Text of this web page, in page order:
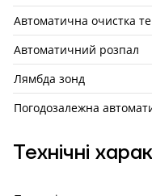
Автоматична очистка
Автоматичний розпал
Лямбда зонд
Погодозалежна
Технічні